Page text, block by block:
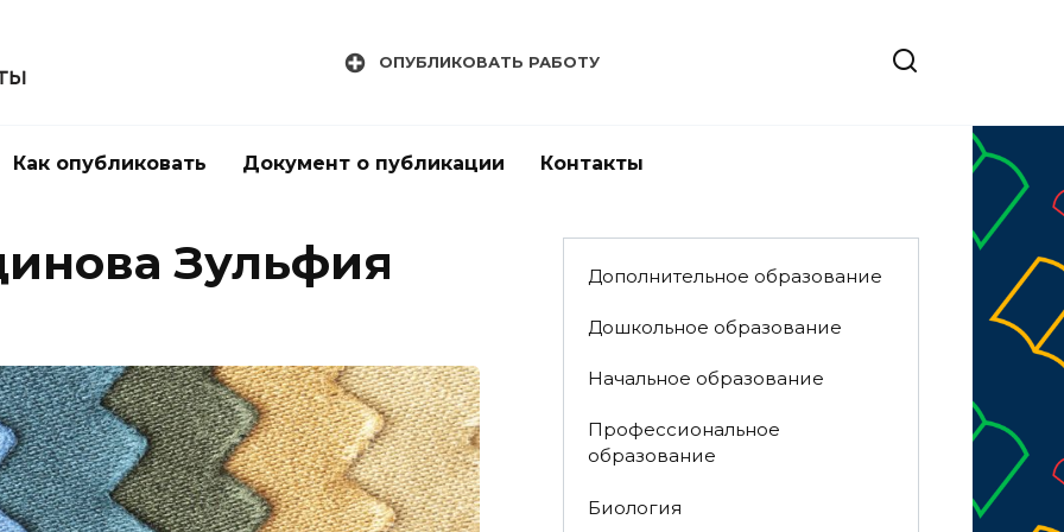
ОПУБЛИКОВАТЬ РАБОТУ
Как опубликовать Документ о публикации Контакты
Зульфия
Дополнительное образование
Дошкольное образование
Начальное образование
Профессиональное
образование
Биология